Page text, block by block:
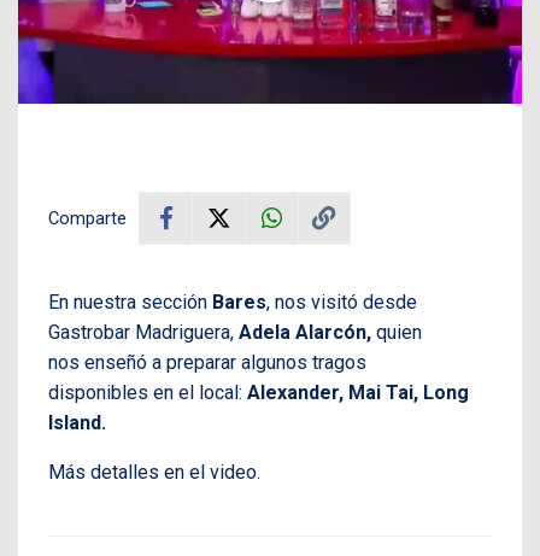
Comparte
En nuestra sección Bares, nos visitó desde
Gastrobar Madriguera, Adela Alarcón, quien
nos enseñó a preparar algunos tragos
disponibles en el local: Alexander, Mai Tai, Long
Island.
Más detalles en el video.